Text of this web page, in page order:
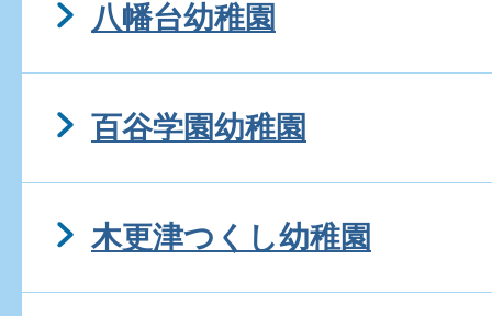
八幡台幼稚園
百谷学園幼稚園
木更津つくし幼稚園